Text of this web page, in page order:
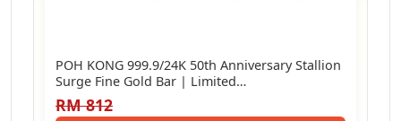
POH KONG 999.9/24K 50th Anniversary Stallion
Surge Fine Gold Bar | Limited…
RM 812